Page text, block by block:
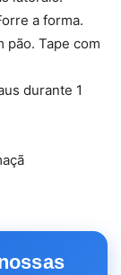
a forma.
pão. Tape com
durante 1